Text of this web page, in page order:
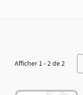
Afficher 1 - 2 de 2